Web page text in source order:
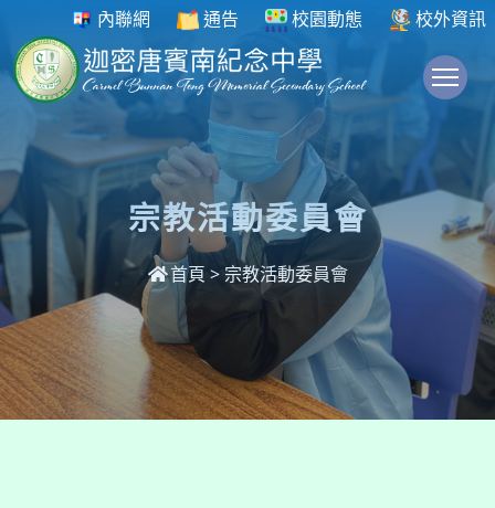
內聯網 通告 校園動態 校外資訊
宗教活動委員會
首頁 > 宗教活動委員會